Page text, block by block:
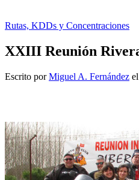
Rutas, KDDs y Concentraciones
XXIII Reunión
Escrito porMiguel A. Fernández